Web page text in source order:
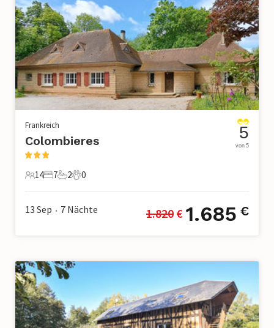
Frankreich
Colombieres
14 Gäste
14
7 Schlafzimmer
7
2 Badezimmer
2
0 Haustiere
0
5
von 5
13 Sep • 7 Nächte 1.820 € 1.685 €